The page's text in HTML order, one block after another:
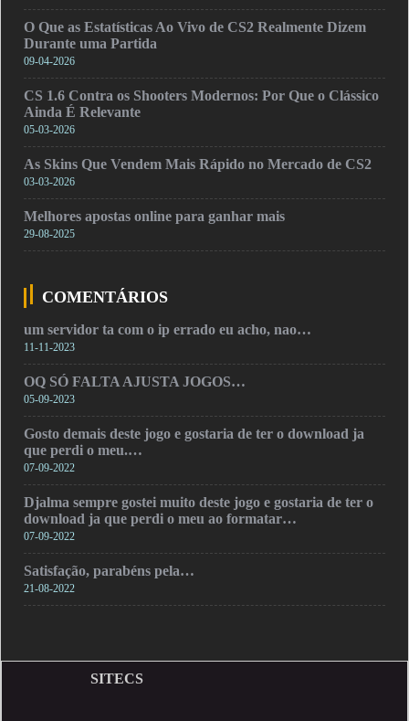
O Que as Estatísticas Ao Vivo de CS2 Realmente Dizem
Durante uma Partida
09-04-2026
CS 1.6 Contra os Shooters Modernos: Por Que o Clássico
Ainda É Relevante
05-03-2026
As Skins Que Vendem Mais Rápido no Mercado de CS2
03-03-2026
Melhores apostas online para ganhar mais
29-08-2025
COMENTÁRIOS
um servidor ta com o ip errado eu acho, nao…
11-11-2023
OQ SÓ FALTA AJUSTA JOGOS…
05-09-2023
Gosto demais deste jogo e gostaria de ter o download ja
que perdi o meu.…
07-09-2022
Djalma sempre gostei muito deste jogo e gostaria de ter o
download ja que perdi o meu ao formatar…
07-09-2022
Satisfação, parabéns pela…
21-08-2022
SITECS